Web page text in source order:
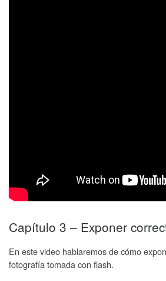
Capítulo 3 – Exponer
En este video hablaremos de cómo
fotografía tomada con flash.